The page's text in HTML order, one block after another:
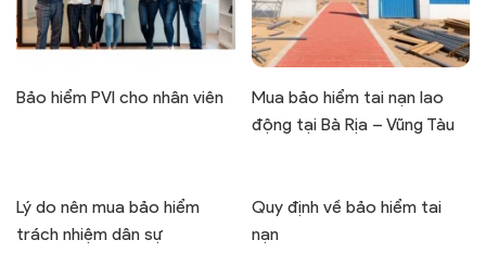
Bảo hiểm PVI cho nhân viên
Mua bảo hiểm tai nạn lao
động tại Bà Rịa – Vũng Tàu
Lý do nên mua bảo hiểm
trách nhiệm dân sự
Quy định về bảo hiểm tai
nạn